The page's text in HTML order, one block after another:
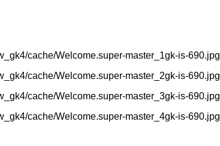
cache/Welcome.super-master_1gk-is-690.jpg
cache/Welcome.super-master_2gk-is-690.jpg
cache/Welcome.super-master_3gk-is-690.jpg
cache/Welcome.super-master_4gk-is-690.jpg